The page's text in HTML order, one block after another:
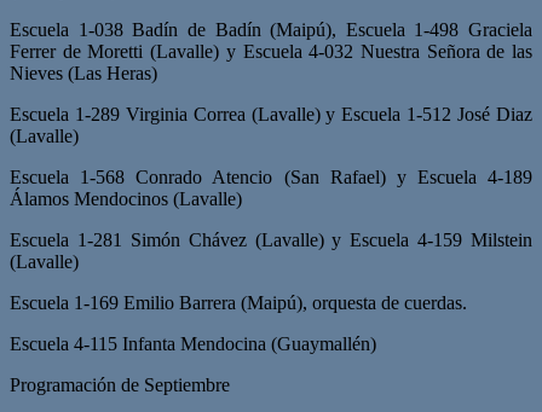
Escuela 1-038 Badín de Badín (Maipú), Escuela 1-498 Graciela
Ferrer de Moretti (Lavalle) y Escuela 4-032 Nuestra Señora de las
Nieves (Las Heras)
Escuela 1-289 Virginia Correa (Lavalle) y Escuela 1-512 José Diaz
(Lavalle)
Escuela 1-568 Conrado Atencio (San Rafael) y Escuela 4-189
Álamos Mendocinos (Lavalle)
Escuela 1-281 Simón Chávez (Lavalle) y Escuela 4-159 Milstein
(Lavalle)
Escuela 1-169 Emilio Barrera (Maipú), orquesta de cuerdas.
Escuela 4-115 Infanta Mendocina (Guaymallén)
Programación de Septiembre